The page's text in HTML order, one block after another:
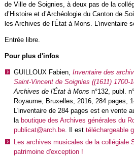
de Ville de Soignies, à deux pas de la
d’Histoire et d’Archéologie du Canton de
les Archives de l'État à Mons. L'inventaire
Entrée libre.
Pour plus d'infos
GUILLOUX Fabien, Inventaire des
Saint-Vincent de Soignies ((1611) 1700-
Archives de l'État à Mons n°132, publ.
Royaume, Bruxelles, 2016, 284 pages,
L'inventaire de 284 pages est en vente
la boutique des Archives générales du
publicat@arch.be. Il est téléchargeable
Les archives musicales de la collégiale
patrimoine d'exception !